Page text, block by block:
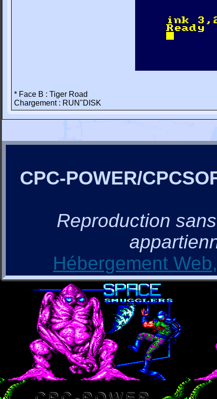
* Face B : Tiger Road
Chargement : RUN"DISK
CPC-POWER/
Reproduction
Hébergement